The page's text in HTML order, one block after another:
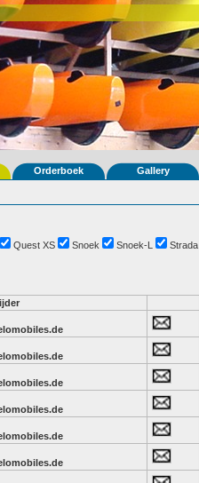
Orderboek Gallery
Quest XS Snoek Snoek-L Strada